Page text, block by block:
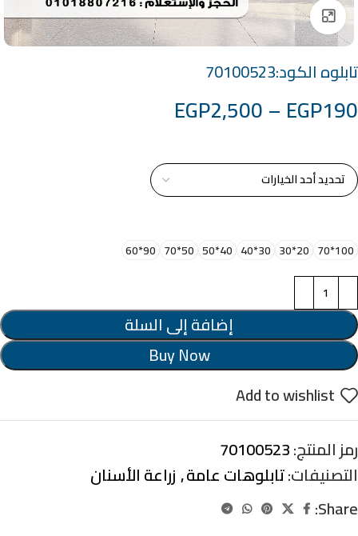
Click to enlarge
تابلوه الكود:70100523
EGP190
–
EGP2,500
100*70
20*30
30*40
40*50
50*70
90*60
إضافة إلى السلة
Buy Now
Add to wishlist
رمز المنتج:70100523
التصنيفات:تابلوهات عامة,زراعة الأسنان
Share: